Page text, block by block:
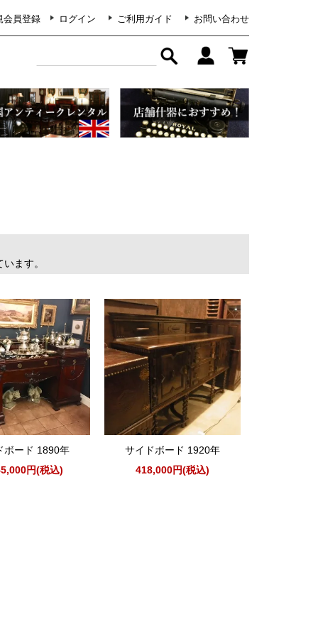
会員登録 ログイン ご利用ガイド お問い合わせ
ます。
ボード 1890年
円(税込)
サイドボード 1920年
418,000円(税込)